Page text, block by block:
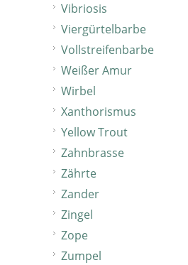
Vibriosis
Viergürtelbarbe
Vollstreifenbarbe
Weißer Amur
Wirbel
Xanthorismus
Yellow Trout
Zahnbrasse
Zährte
Zander
Zingel
Zope
Zumpel